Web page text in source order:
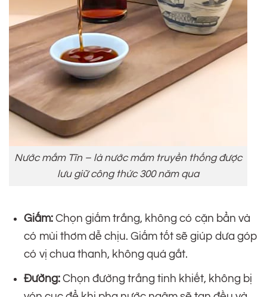
Nước mắm Tĩn – là nước mắm truyền thống được
lưu giữ công thức 300 năm qua
Giấm:Chọn giấm trắng, không có cặn bẩn và
có mùi thơm dễ chịu. Giấm tốt sẽ giúp dưa góp
có vị chua thanh, không quá gắt.
Đường:Chọn đường trắng tinh khiết, không bị